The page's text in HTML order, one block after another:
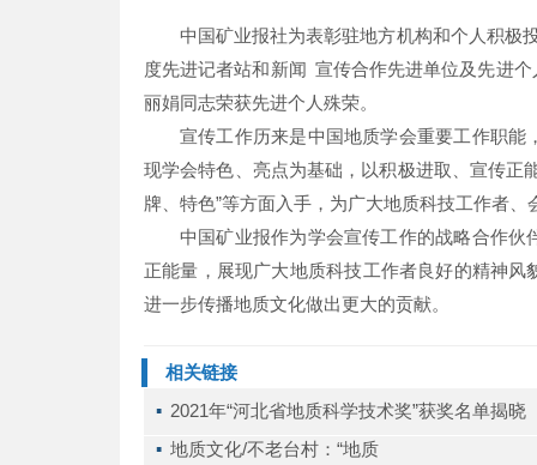
中国矿业报社为表彰驻地方机构和个人积极
度先进记者站和新闻 宣传合作先进单位及先进
丽娟同志荣获先进个人殊荣。
宣传工作历来是中国地质学会重要工作职
现学会特色、亮点为基础，以积极进取、宣传正
牌、特色”等方面入手，为广大地质科技工作者
中国矿业报作为学会宣传工作的战略合作
正能量，展现广大地质科技工作者良好的精神
进一步传播地质文化做出更大的贡献。
相关链接
▪ 2021年“河北省地质科学技术奖”获奖名单揭晓
▪ 地质文化/不老台村：“地质